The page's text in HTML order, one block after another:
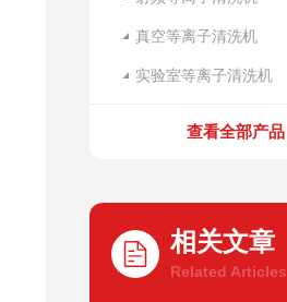
真空等离子清洗机
实验室等离子清洗机
查看全部产品
相关文章
Related Articles